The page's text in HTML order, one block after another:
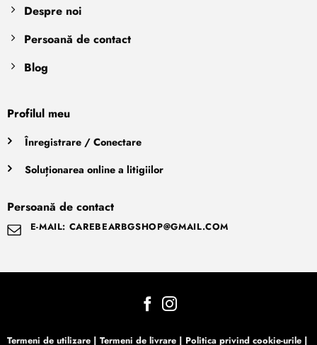
Despre noi
Persoană de contact
Blog
Profilul meu
Înregistrare / Conectare
Soluționarea online a litigiilor
Persoană de contact
E-MAIL: CAREBEARBGSHOP@GMAIL.COM
Termeni de utilizare | Termeni de livrare | Politica privind cookie-urile |